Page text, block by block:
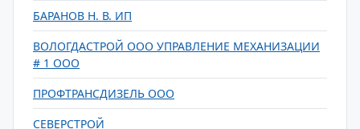
БАРАНОВ Н. В. ИП
ВОЛОГДАСТРОЙ ООО УПРАВЛЕНИЕ МЕХАНИЗАЦИИ
# 1 ООО
ПРОФТРАНСДИЗЕЛЬ ООО
СЕВЕРСТРОЙ